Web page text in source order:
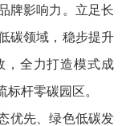
牌影响力。立足长
碳领域，稳步提升
，全力打造模式成
标杆零碳园区。
优先、绿色低碳发